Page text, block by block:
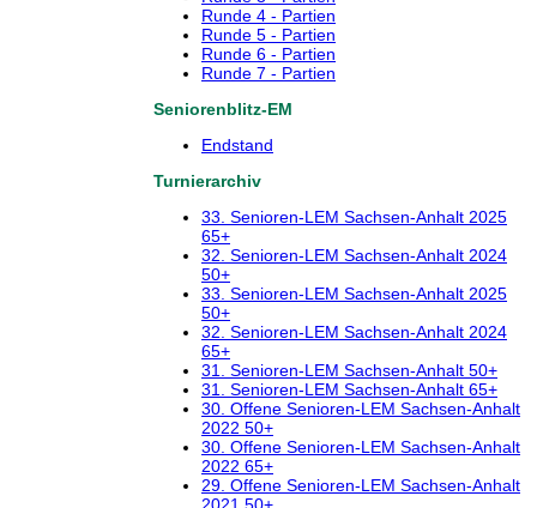
Runde 4 - Partien
Runde 5 - Partien
Runde 6 - Partien
Runde 7 - Partien
Seniorenblitz-EM
Endstand
Turnierarchiv
33. Senioren-LEM Sachsen-Anhalt 2025
65+
32. Senioren-LEM Sachsen-Anhalt 2024
50+
33. Senioren-LEM Sachsen-Anhalt 2025
50+
32. Senioren-LEM Sachsen-Anhalt 2024
65+
31. Senioren-LEM Sachsen-Anhalt 50+
31. Senioren-LEM Sachsen-Anhalt 65+
30. Offene Senioren-LEM Sachsen-Anhalt
2022 50+
30. Offene Senioren-LEM Sachsen-Anhalt
2022 65+
29. Offene Senioren-LEM Sachsen-Anhalt